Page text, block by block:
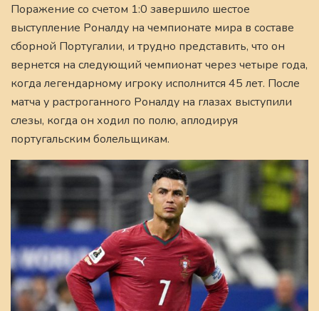
Поражение со счетом 1:0 завершило шестое
выступление Роналду на чемпионате мира в составе
сборной Португалии, и трудно представить, что он
вернется на следующий чемпионат через четыре года,
когда легендарному игроку исполнится 45 лет. После
матча у растроганного Роналду на глазах выступили
слезы, когда он ходил по полю, аплодируя
португальским болельщикам.